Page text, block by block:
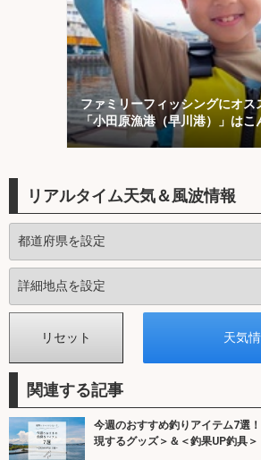
ファミリーフィッシングにオス
「小田原漁港（早川港）」はこ
リアルタイム天気＆風波情報
関連する記事
今週のおすすめ釣りアイテム7選
現するグッズ＞＆＜釣果UP釣具＞